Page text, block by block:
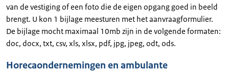
van de vestiging of een foto die de eigen opgang goed in beeld
brengt. U kon 1 bijlage meesturen met het aanvraagformulier.
De bijlage mocht maximaal 10mb zijn in de volgende formaten:
doc, docx, txt, csv, xls, xlsx, pdf, jpg, jpeg, odt, ods.
Horecaondernemingen en ambulante